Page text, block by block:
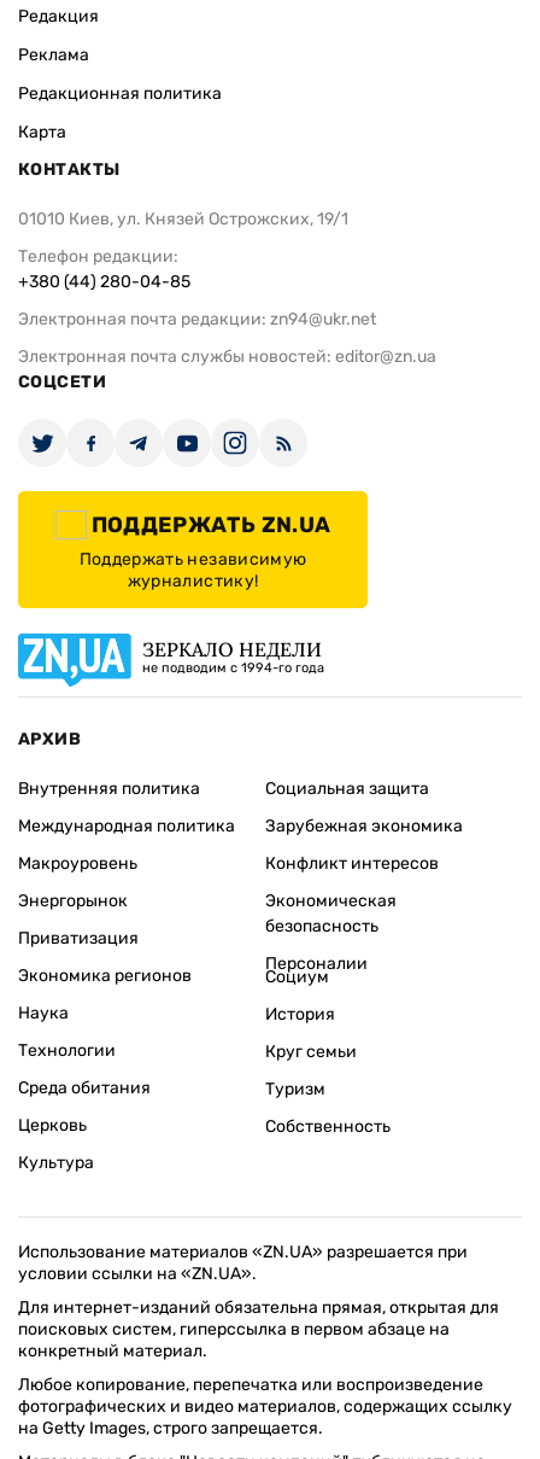
Редакция
Реклама
Редакционная политика
Карта
КОНТАКТЫ
01010 Киев, ул. Князей Острожских, 19/1
Телефон редакции:
+380 (44) 280-04-85
Электронная почта редакции: zn94@ukr.net
Электронная почта службы новостей: editor@zn.ua
СОЦСЕТИ
ПОДДЕРЖАТЬ ZN.UA
Поддержать независимую
журналистику!
ЗЕРКАЛО НЕДЕЛИ
не подводим с 1994-го года
АРХИВ
Внутренняя политика
Международная политика
Макроуровень
Энергорынок
Приватизация
Экономика регионов
Социальная защита
Зарубежная экономика
Конфликт интересов
Экономическая
безопасность
Персоналии
Наука
Технологии
Среда обитания
Церковь
Культура
Социум
История
Круг семьи
Туризм
Собственность
Использование материалов «ZN.UA» разрешается при
условии ссылки на «ZN.UA».
Для интернет-изданий обязательна прямая, открытая для
поисковых систем, гиперссылка в первом абзаце на
конкретный материал.
Любое копирование, перепечатка или воспроизведение
фотографических и видео материалов, содержащих ссылку
на Getty Images, строго запрещается.